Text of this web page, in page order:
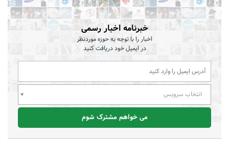
خبرنامه اخبار رسمی
اخبار را با توجه به حوزه موردنظر
در ایمیل خود دریافت کنید
انتخاب سرویس
می خواهم مشترک شوم